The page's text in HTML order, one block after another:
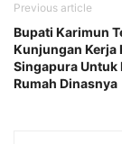
Previous article
Bupati Karimun
Kunjungan Kerja
Singapura Untuk
Rumah Dinasnya